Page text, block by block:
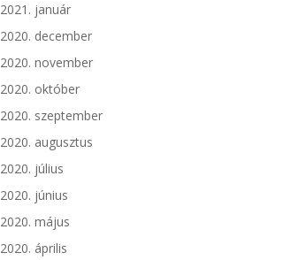
2021. január
2020. december
2020. november
2020. október
2020. szeptember
2020. augusztus
2020. július
2020. június
2020. május
2020. április